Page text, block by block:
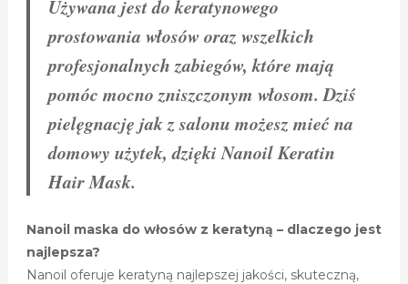
Używana jest do keratynowego
prostowania włosów oraz wszelkich
profesjonalnych zabiegów, które mają
pomóc mocno zniszczonym włosom. Dziś
pielęgnację jak z salonu możesz mieć na
domowy użytek, dzięki Nanoil Keratin
Hair Mask.
Nanoil maska do włosów z keratyną – dlaczego jest
najlepsza?
Nanoil oferuje keratyną najlepszej jakości, skuteczną,